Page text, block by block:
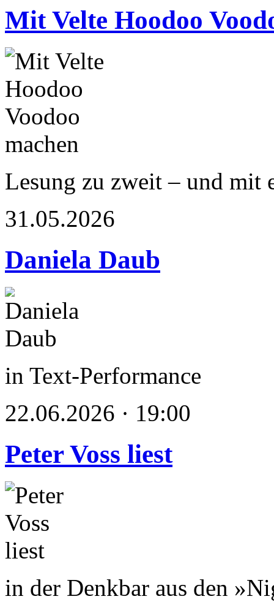
Mit Velte Hoodoo
Lesung zu zweit – und mit
31.05.2026
Daniela Daub
in Text-Performance
22.06.2026 · 19:00
Peter Voss liest
in der Denkbar aus den